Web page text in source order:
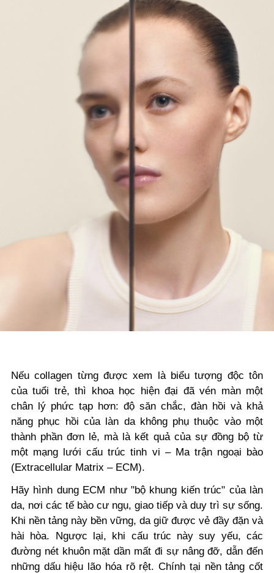
Nếu collagen từng được xem là biểu tượng độc tôn
của tuổi trẻ, thì khoa học hiện đại đã vén màn một
chân lý phức tạp hơn: độ săn chắc, đàn hồi và khả
năng phục hồi của làn da không phụ thuộc vào một
thành phần đơn lẻ, mà là kết quả của sự đồng bộ từ
một mạng lưới cấu trúc tinh vi – Ma trận ngoại bào
(Extracellular Matrix – ECM).
Hãy hình dung ECM như "bộ khung kiến trúc" của làn
da, nơi các tế bào cư ngụ, giao tiếp và duy trì sự sống.
Khi nền tảng này bền vững, da giữ được vẻ đầy đặn và
hài hòa. Ngược lại, khi cấu trúc này suy yếu, các
đường nét khuôn mặt dần mất đi sự nâng đỡ, dẫn đến
những dấu hiệu lão hóa rõ rệt. Chính tại nền tảng cốt